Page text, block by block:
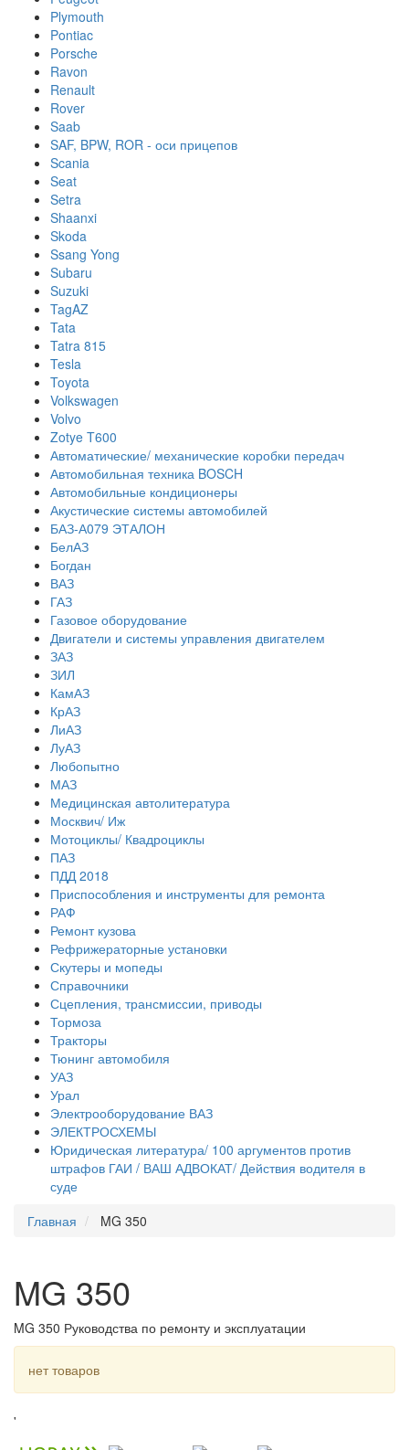
Plymouth
Pontiac
Porsche
Ravon
Renault
Rover
Saab
SAF, BPW, ROR - оси прицепов
Scania
Seat
Setra
Shaanxi
Skoda
Ssang Yong
Subaru
Suzuki
TagAZ
Tata
Tatra 815
Tesla
Toyota
Volkswagen
Volvo
Zotye T600
Автоматические/ механические коробки передач
Автомобильная техника BOSCH
Автомобильные кондиционеры
Акустические системы автомобилей
БАЗ-А079 ЭТАЛОН
БелАЗ
Богдан
ВАЗ
ГАЗ
Газовое оборудование
Двигатели и системы управления двигателем
ЗАЗ
ЗИЛ
КамАЗ
КрАЗ
ЛиАЗ
ЛуАЗ
Любопытно
МАЗ
Медицинская автолитература
Москвич/ Иж
Мотоциклы/ Квадроциклы
ПАЗ
ПДД 2018
Приспособления и инструменты для ремонта
РАФ
Ремонт кузова
Рефрижераторные установки
Скутеры и мопеды
Справочники
Сцепления, трансмиссии, приводы
Тормоза
Тракторы
Тюнинг автомобиля
УАЗ
Урал
Электрооборудование ВАЗ
ЭЛЕКТРОСХЕМЫ
Юридическая литература/ 100 аргументов против
штрафов ГАИ / ВАШ АДВОКАТ/ Действия водителя в
суде
Главная
MG 350
MG 350
MG 350 Руководства по ремонту и эксплуатации
нет товаров
'